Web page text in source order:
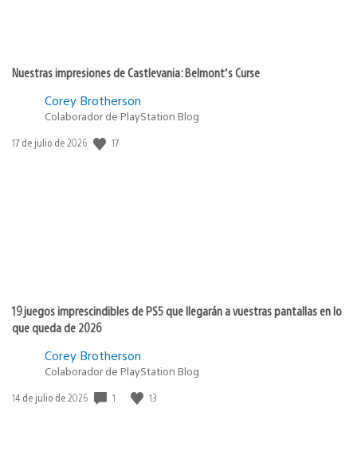
Nuestras impresiones de Castlevania: Belmont’s Curse
Corey Brotherson
Colaborador de PlayStation Blog
Fecha
17 de julio de 2026 17
19 juegos imprescindibles de PS5 que llegarán a vuestras pantallas en lo
que queda de 2026
Corey Brotherson
Colaborador de PlayStation Blog
Fecha
14 de julio de 2026 1 13